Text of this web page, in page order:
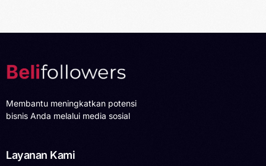
Membantu meningkatkan potensi
bisnis Anda melalui media sosial
Layanan Kami